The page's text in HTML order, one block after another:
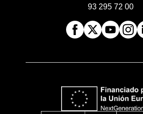
93 295 72 00